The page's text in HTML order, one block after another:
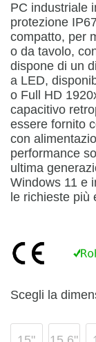
PC industriale
protezione
compatto, per
o da tavolo,
dispone di un
a LED,
o Full HD
capacitivo
essere fornito
con
performance
ultima
Windows 11 e
le richieste più
Scegli la